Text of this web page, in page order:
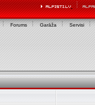
Forums Garāža Servisi